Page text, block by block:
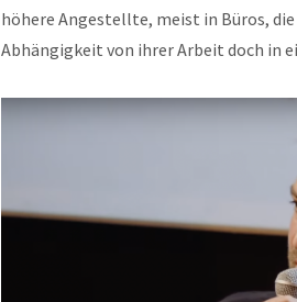
höhere Angestellte, meist in Büros,
Abhängigkeit von ihrer Arbeit doch in